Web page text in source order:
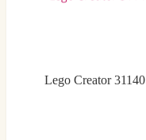
Lego Creator